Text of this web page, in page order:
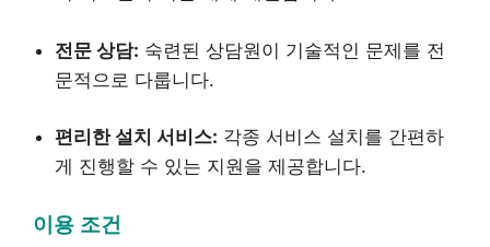
전문 상담: 숙련된 상담원이 기술적인 문제를 전
문적으로 다룹니다.
편리한 설치 서비스: 각종 서비스 설치를 간편하
게 진행할 수 있는 지원을 제공합니다.
이용 조건